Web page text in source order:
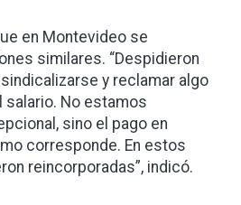
en Montevideo se
similares. “Despidieron
y reclamar algo
No estamos
sino el pago en
corresponde. En estos
reincorporadas”, indicó.